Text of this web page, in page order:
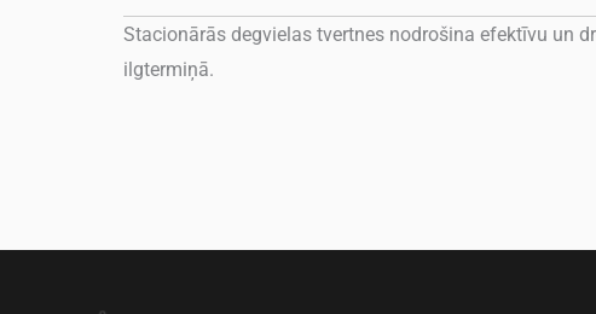
Stacionārās degvielas tvertnes nodrošina efektīvu un
ilgtermiņā.